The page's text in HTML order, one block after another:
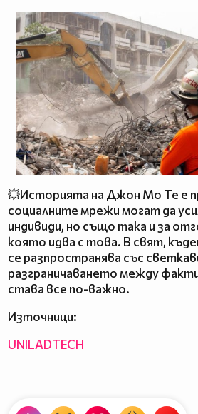
💥Историята на Джон Мо Те е
социалните мрежи могат да
индивиди, но също така и за
която идва с това. В свят,
се разпространява със
разграничаването между факти
става все по-важно.
Източници:
UNILADTECH